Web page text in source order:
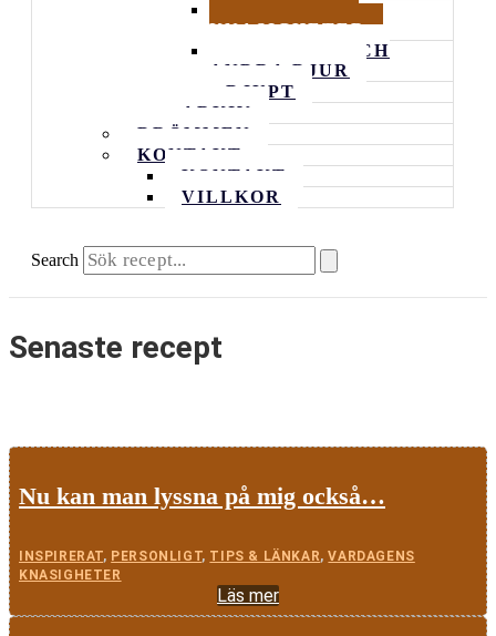
KNASIGHETER
FAMILJEN OCH
ANDRA DJUR
DJUPT
ARKIV
DRÖMMEN
KONTAKT
KONTAKT
VILLKOR
Search
Senaste recept
Nu kan man lyssna på mig också…
INSPIRERAT, PERSONLIGT, TIPS & LÄNKAR,VARDAGENS
KNASIGHETER
Läs mer